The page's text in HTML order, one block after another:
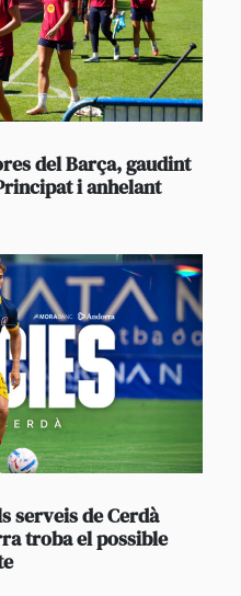
del Barça, gaudint
i anhelant
serveis de Cerdà
troba el possible